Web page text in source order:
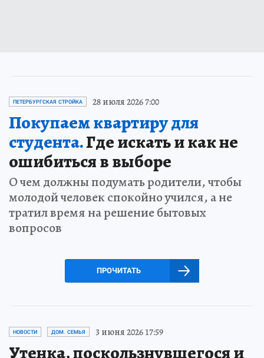
ПЕТЕРБУРГСКАЯ СТРОЙКА 28 июля 2026 7:00
Покупаем квартиру для
студента.Где искать и как не
ошибиться в выборе
О чем должны подумать родители, чтобы
молодой человек спокойно учился, а не
тратил время на решение бытовых
вопросов
ПРОЧИТАТЬ
НОВОСТИ ДОМ. СЕМЬЯ 3 июня 2026 17:59
Утенка, поскользнувшегося и